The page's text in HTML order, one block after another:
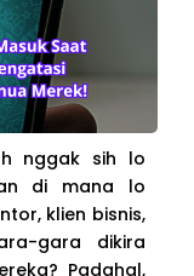
nggak sih lo
di mana lo
klien bisnis,
gara dikira
Padahal,